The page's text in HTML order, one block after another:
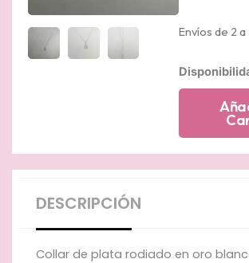
Envíos de 2
Collar
en
DESCRIPCIÓN
Collar de plata rodiado en oro